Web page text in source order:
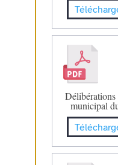
Délibérations
municipal